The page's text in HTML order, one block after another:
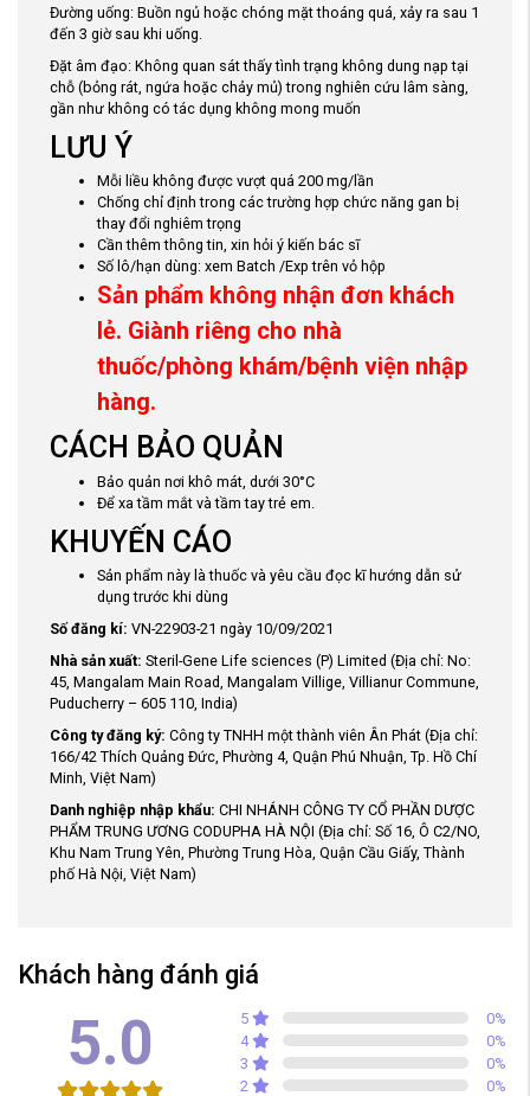
Đường uống: Buồn ngủ hoặc chóng mặt thoáng quá, xảy ra sau 1
đến 3 giờ sau khi uống.
Đặt âm đạo: Không quan sát thấy tình trạng không dung nạp tại
chỗ (bỏng rát, ngứa hoặc chảy mủ) trong nghiên cứu lâm sàng,
gần như không có tác dụng không mong muốn
LƯU Ý
Mỗi liều không được vượt quá 200 mg/lần
Chống chỉ định trong các trường hợp chức năng gan bị
thay đổi nghiêm trọng
Cần thêm thông tin, xin hỏi ý kiến bác sĩ
Số lô/hạn dùng: xem Batch /Exp trên vỏ hộp
Sản phẩm không nhận đơn khách
lẻ. Giành riêng cho nhà
thuốc/phòng khám/bệnh viện nhập
hàng.
CÁCH BẢO QUẢN
Bảo quản nơi khô mát, dưới 30°C
Để xa tầm mắt và tầm tay trẻ em.
KHUYẾN CÁO
Sản phẩm này là thuốc và yêu cầu đọc kĩ hướng dẫn sử
dụng trước khi dùng
Số đăng kí: VN-22903-21 ngày 10/09/2021
Nhà sản xuất: Steril-Gene Life sciences (P) Limited (Địa chỉ: No:
45, Mangalam Main Road, Mangalam Villige, Villianur Commune,
Puducherry – 605 110, India)
Công ty đăng ký: Công ty TNHH một thành viên Ân Phát (Địa chỉ:
166/42 Thích Quảng Đức, Phường 4, Quận Phú Nhuận, Tp. Hồ Chí
Minh, Việt Nam)
Danh nghiệp nhập khẩu: CHI NHÁNH CÔNG TY CỔ PHẦN DƯỢC
PHẨM TRUNG ƯƠNG CODUPHA HÀ NỘI (Địa chỉ: Số 16, Ô C2/NO,
Khu Nam Trung Yên, Phường Trung Hòa, Quận Cầu Giấy, Thành
phố Hà Nội, Việt Nam)
Khách hàng đánh giá
5.0 5 0%
4
0%
3
0%
2
0%